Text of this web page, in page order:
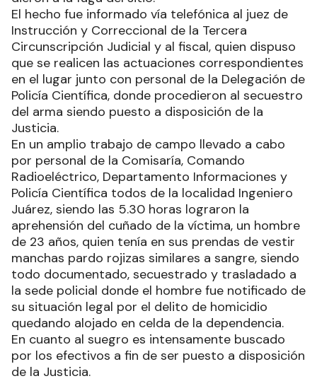
El hecho fue informado vía telefónica al juez de
Instrucción y Correccional de la Tercera
Circunscripción Judicial y al fiscal, quien dispuso
que se realicen las actuaciones correspondientes
en el lugar junto con personal de la Delegación de
Policía Científica, donde procedieron al secuestro
del arma siendo puesto a disposición de la
Justicia.
En un amplio trabajo de campo llevado a cabo
por personal de la Comisaría, Comando
Radioeléctrico, Departamento Informaciones y
Policía Científica todos de la localidad Ingeniero
Juárez, siendo las 5.30 horas lograron la
aprehensión del cuñado de la víctima, un hombre
de 23 años, quien tenía en sus prendas de vestir
manchas pardo rojizas similares a sangre, siendo
todo documentado, secuestrado y trasladado a
la sede policial donde el hombre fue notificado de
su situación legal por el delito de homicidio
quedando alojado en celda de la dependencia.
En cuanto al suegro es intensamente buscado
por los efectivos a fin de ser puesto a disposición
de la Justicia.